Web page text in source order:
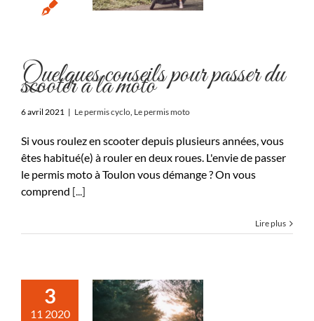
Quelques conseils pour passer du
scooter à la moto
6 avril 2021 | Le permis cyclo, Le permis moto
Si vous roulez en scooter depuis plusieurs années, vous
êtes habitué(e) à rouler en deux roues. L'envie de passer
le permis moto à Toulon vous démange ? On vous
comprend [...]
Lire plus
3
11 2020